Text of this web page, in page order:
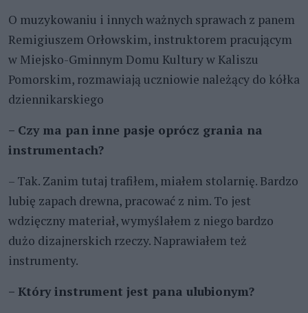
O muzykowaniu i innych ważnych sprawach z panem
Remigiuszem Orłowskim, instruktorem pracującym
w Miejsko-Gminnym Domu Kultury w Kaliszu
Pomorskim, rozmawiają uczniowie należący do kółka
dziennikarskiego
– Czy ma pan inne pasje oprócz grania na
instrumentach?
– Tak. Zanim tutaj trafiłem, miałem stolarnię. Bardzo
lubię zapach drewna, pracować z nim. To jest
wdzięczny materiał, wymyślałem z niego bardzo
dużo dizajnerskich rzeczy. Naprawiałem też
instrumenty.
– Który instrument jest pana ulubionym?